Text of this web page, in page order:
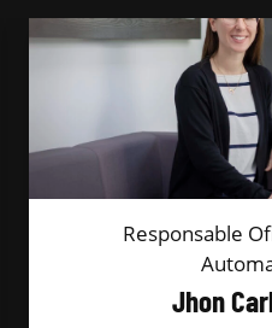
Responsable
Jhon